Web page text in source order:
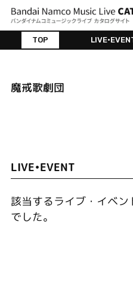
TOP
魔戒歌劇団
LIVE•EVENT
該当するライブ・イベ
でした。